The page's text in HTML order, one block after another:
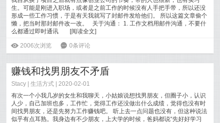
生。可能是刚进入职场，或者是之前工作的时候没有人手把手带，所以还没
形成一些工作习惯，于是有天我就写了封邮件发给他们。 所以这篇文章偷个
懒，把当时那封邮件改一改。 关于沟通： 1. 工作文档用邮件沟通，不要什
么都通过即时通讯
[阅读全文]
ė 2006次浏览 6 0条评论
赚钱和找男朋友不矛盾
Stacy |生活方式 | 2020-02-01
有次一个小我几岁的女生和我聊天，小姑娘说想找男朋友，但圈子小，认识
人少，自己加班也多，工作忙，觉得工作还没做出什么成绩，觉得也没有时
间找男朋友，还是先努力工作赚钱吧。 听上去一点问题也没有，但这种说法
似乎有点耳熟。我身边有不少朋友，上大学的时候，爸妈都说“先好好学习